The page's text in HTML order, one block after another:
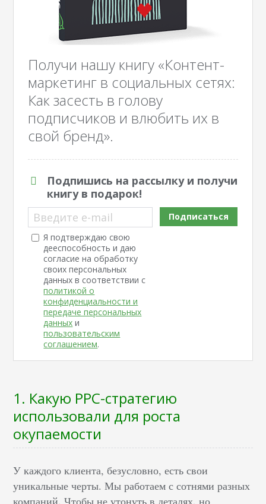
Получи нашу книгу «Контент-
маркетинг в социальных сетях:
Как засесть в голову
подписчиков и влюбить их в
свой бренд».
Подпишись на рассылку и получи
книгу в подарок!
Введите e-mail
Я подтверждаю свою
дееспособность и даю
согласие на обработку
своих персональных
данных в соответствии с
политикой о
конфиденциальности и
передаче персональных
данных и
пользовательским
соглашением.
Подписаться
1. Какую PPC-стратегию
использовали для роста
окупаемости
У каждого клиента, безусловно, есть свои
уникальные черты. Мы работаем с сотнями разных